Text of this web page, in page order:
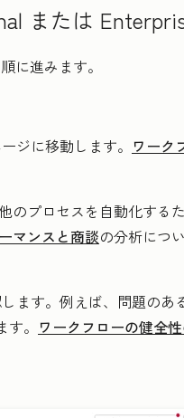
または
に進みます。
ジに移動します。 ワーク
のプロセスを自動化する
マンスと商談の分析につ
ます。例えば、問題のあ
。 ワークフローの健全